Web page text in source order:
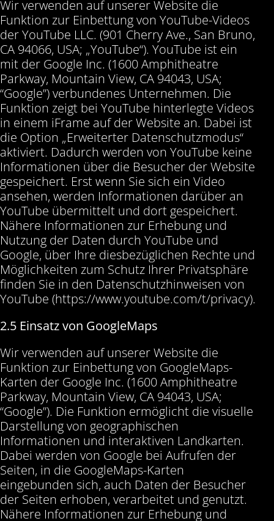
Wir verwenden auf unserer Website die
Funktion zur Einbettung von YouTube-Videos
der YouTube LLC. (901 Cherry Ave., San Bruno,
CA 94066, USA; „YouTube“). YouTube ist ein
mit der Google Inc. (1600 Amphitheatre
Parkway, Mountain View, CA 94043, USA;
“Google”) verbundenes Unternehmen. Die
Funktion zeigt bei YouTube hinterlegte Videos
in einem iFrame auf der Website an. Dabei ist
die Option „Erweiterter Datenschutzmodus“
aktiviert. Dadurch werden von YouTube keine
Informationen über die Besucher der Website
gespeichert. Erst wenn Sie sich ein Video
ansehen, werden Informationen darüber an
YouTube übermittelt und dort gespeichert.
Nähere Informationen zur Erhebung und
Nutzung der Daten durch YouTube und
Google, über Ihre diesbezüglichen Rechte und
Möglichkeiten zum Schutz Ihrer Privatsphäre
finden Sie in den Datenschutzhinweisen von
YouTube (https://www.youtube.com/t/privacy).
2.5 Einsatz von GoogleMaps
Wir verwenden auf unserer Website die
Funktion zur Einbettung von GoogleMaps-
Karten der Google Inc. (1600 Amphitheatre
Parkway, Mountain View, CA 94043, USA;
“Google”). Die Funktion ermöglicht die visuelle
Darstellung von geographischen
Informationen und interaktiven Landkarten.
Dabei werden von Google bei Aufrufen der
Seiten, in die GoogleMaps-Karten
eingebunden sich, auch Daten der Besucher
der Seiten erhoben, verarbeitet und genutzt.
Nähere Informationen zur Erhebung und